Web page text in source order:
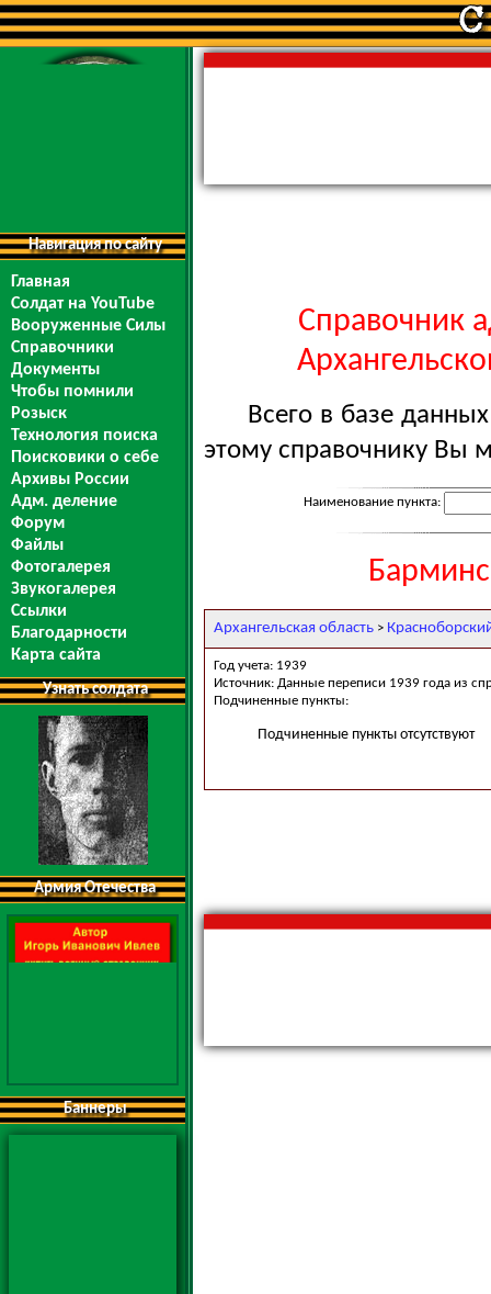
Навигация по сайту
Главная
Солдат на YouTube
Вооруженные Силы
Справочники
Документы
Чтобы помнили
Розыск
Технология поиска
Поисковики о себе
Архивы России
Адм. деление
Форум
Файлы
Фотогалерея
Звукогалерея
Ссылки
Благодарности
Карта сайта
Узнать солдата
Армия Отечества
Баннеры
Справочник
Всего в базе
этому справочнику Вы
Наименование пункта:
Архангельская область >
Год учета: 1939
Источник: Данные переписи 1939 года из
Подчиненные пункты:
Подчиненные пункты отсутствуют